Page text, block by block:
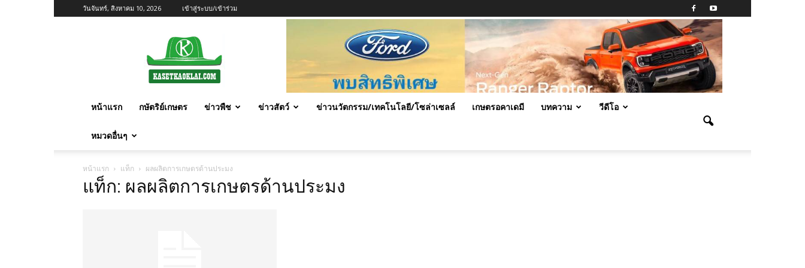
วันจันทร์, สิงหาคม 10, 2026 เข้าสู่ระบบ/เข้าร่วม
หน้าแรก กษัตริย์เกษตร ข่าวพืช ข่าวสัตว์ ข่าวนวัตกรรม/เทคโนโลยี/โซล่าเซลล์ เกษตรอคาเดมี บทความ วีดีโอ
หมวดอื่นๆ
หน้าแรก แท็ก ผลผลิตการเกษตรด้านประมง
แท็ก: ผลผลิตการเกษตรด้านประมง